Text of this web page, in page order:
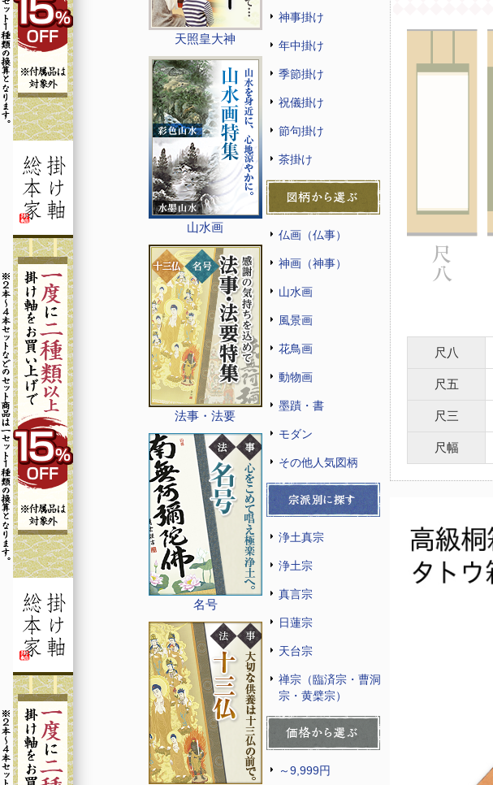
天照皇大神
山水画
法事・法要
名号
神事掛け
年中掛け
季節掛け
祝儀掛け
節句掛け
茶掛け
仏画（仏事）
神画（神事）
山水画
風景画
花鳥画
動物画
墨蹟・書
モダン
その他人気図柄
浄土真宗
浄土宗
真言宗
日蓮宗
天台宗
禅宗（臨済宗・曹洞
宗・黄檗宗）
～9,999円
尺八
尺五
尺三
尺幅